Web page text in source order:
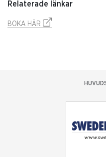
Relaterade länkar
BOKA HÄR